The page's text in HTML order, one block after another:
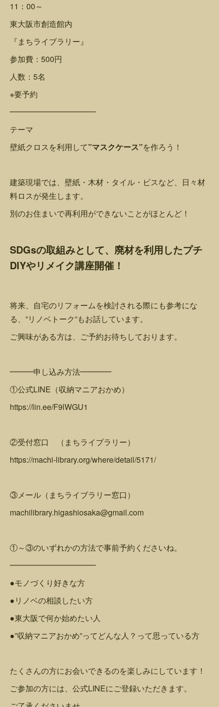
11：00～
東大阪市創造館内
『まちライブラリー』
参加費：500円
人数：5名
※要予約
━━━━━━━━━━━
テーマ
壁紙クロスを利用して”マスクケース”を作ろう！
建築現場では、壁紙・木材・タイル・ビスなど、日々材
料ロスが発生します。
別のお住まいで再利用ができないことがほとんど！
SDGsの取組みとして、廃材を利用したプチ
DIYやリメイク講座開催！
将来、自宅のリフォームを検討される際にも参考にな
る、”リノベトーク”もお話しています。
ご興味がある方は、ご予約お待ちしております。
━━━申し込み方法━━━━
①公式LINE（収納マニアおかめ）
https://lin.ee/F9lWGU1
②受付窓口 （まちライブラリー）
https://machi-library.org/where/detail/5171/
③メール（まちライブラリー窓口）
machilibrary.higashiosaka@gmail.com
①～③のいずれかの方法で事前予約くださいね。
━━━━━━━━━━━
●モノづくり好きな方
●リノベの相談したい方
●東大阪で何か始めたい人
●”収納マニアおかめ”ってどんな人？って思っている方
たくさんの方にお会いできるのを楽しみにしています！
ご参加の方には、公式LINEにご登録いただきます。